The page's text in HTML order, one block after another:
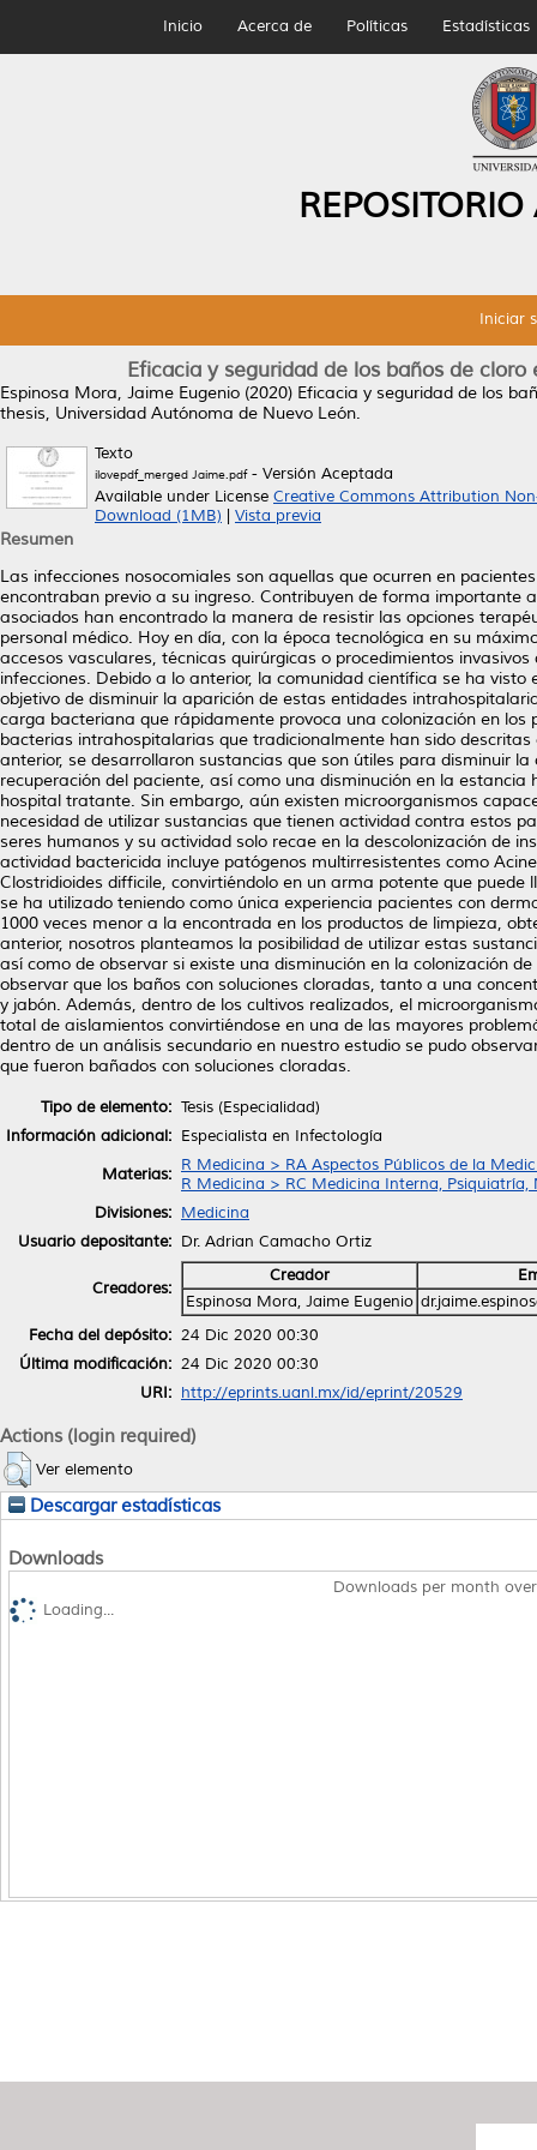
Inicio Acerca de Políticas Estadísticas
Iniciar
Eficacia y seguridad de los baños de
Espinosa Mora, Jaime Eugenio (2020) Eficacia y seguridad de los
thesis, Universidad Autónoma de Nuevo León.
Texto
ilovepdf_merged Jaime.pdf- Versión Aceptada
Available under License Creative Commons Attribution
Download (1MB)
Vista previa
Resumen
Las infecciones nosocomiales son aquellas que ocurren en
encontraban previo a su ingreso. Contribuyen de forma
asociados han encontrado la manera de resistir las opciones
personal médico. Hoy en día, con la época tecnológica en su
accesos vasculares, técnicas quirúrgicas o procedimientos
infecciones. Debido a lo anterior, la comunidad científica se ha
objetivo de disminuir la aparición de estas entidades
carga bacteriana que rápidamente provoca una colonización en
bacterias intrahospitalarias que tradicionalmente han sido
anterior, se desarrollaron sustancias que son útiles para disminuir
recuperación del paciente, así como una disminución en la
hospital tratante. Sin embargo, aún existen microorganismos
necesidad de utilizar sustancias que tienen actividad contra estos
seres humanos y su actividad solo recae en la descolonización de
actividad bactericida incluye patógenos multirresistentes como
Clostridioides difficile, convirtiéndolo en un arma potente que
se ha utilizado teniendo como única experiencia pacientes con
1000 veces menor a la encontrada en los productos de limpieza,
anterior, nosotros planteamos la posibilidad de utilizar estas
así como de observar si existe una disminución en la colonización
observar que los baños con soluciones cloradas, tanto a una
y jabón. Además, dentro de los cultivos realizados, el
total de aislamientos convirtiéndose en una de las mayores
dentro de un análisis secundario en nuestro estudio se pudo
que fueron bañados con soluciones cloradas.
Tipo de elemento: Tesis (Especialidad)
Información adicional: Especialista en Infectología
Materias: R Medicina > RA Aspectos Públicos de la
R Medicina > RC Medicina Interna, Psiquiatría,
Divisiones: Medicina
Usuario depositante: Dr. Adrian Camacho Ortiz
Creadores:
Creador
Espinosa Mora, Jaime Eugenio
Fecha del depósito: 24 Dic 2020 00:30
Última modificación: 24 Dic 2020 00:30
URI: http://eprints.uanl.mx/id/eprint/20529
Actions (login required)
Ver elemento
Descargar estadísticas
Downloads
Downloads per month
Loading...